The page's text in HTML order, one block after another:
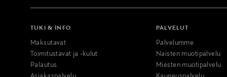
TUKI & INFO
Maksutavat
Toimitustavat ja -kulut
Palautus
PALVELUT
Palvelumme
Naisten muotipalvelu
Miesten muotipalvelu